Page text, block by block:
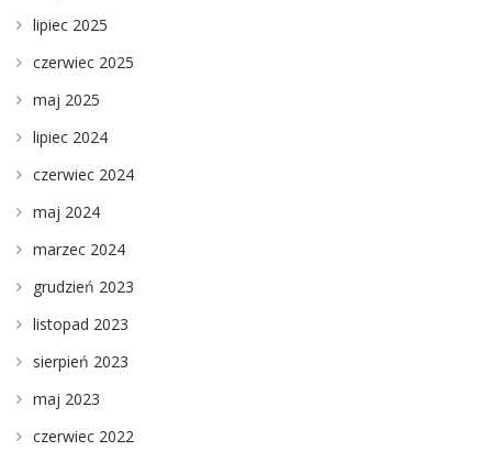
lipiec 2025
czerwiec 2025
maj 2025
lipiec 2024
czerwiec 2024
maj 2024
marzec 2024
grudzień 2023
listopad 2023
sierpień 2023
maj 2023
czerwiec 2022